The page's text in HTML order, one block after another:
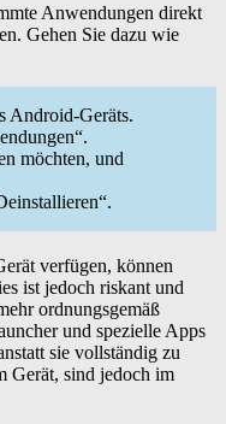
Anwendungen direkt
Gehen Sie dazu wie
Android-Geräts.
möchten, und
verfügen, können
ist jedoch riskant und
ordnungsgemäß
und spezielle Apps
sie vollständig zu
Gerät, sind jedoch im